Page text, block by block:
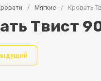
/ Мягкие / Кровать
Твист